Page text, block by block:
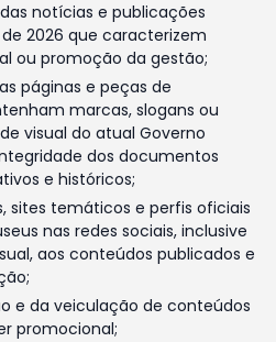
notícias e publicações
2026 que caracterizem
ou promoção da gestão;
páginas e peças de
marcas, slogans ou
visual do atual Governo
dos documentos
e históricos;
sites temáticos e perfis oficiais
nas redes sociais, inclusive
aos conteúdos publicados e
e da veiculação de conteúdos
promocional;